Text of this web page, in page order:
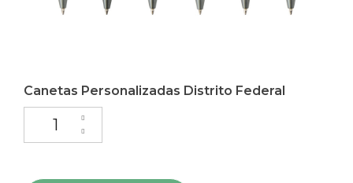
Canetas Personalizadas Distrito Federal